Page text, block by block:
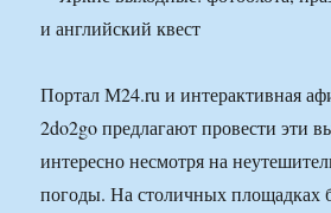
Портал М24.ru и интерактивная
2do2go предлагают провести эти
интересно несмотря на
погоды. На столичных площадках